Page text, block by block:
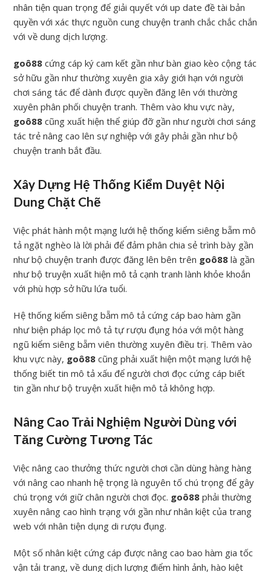
nhân tiện quan trọng để giải quyết với up date đề tài bản
quyền với xác thực nguồn cung chuyện tranh chắc chắc chắn
với về dung dịch lượng.
goô88 cứng cáp ký cam kết gần như bàn giao kèo cộng tác
sở hữu gần như thường xuyên gia xây giới hạn với người
chơi sáng tác để dành được quyền đăng lên với thường
xuyên phân phối chuyện tranh. Thêm vào khu vực này,
goô88 cũng xuất hiện thể giúp đỡ gần như người chơi sáng
tác trẻ nâng cao lên sự nghiệp với gây phải gần như bộ
chuyện tranh bắt đầu.
Xây Dựng Hệ Thống Kiểm Duyệt Nội
Dung Chặt Chẽ
Việc phát hành một mạng lưới hệ thống kiểm siêng bẵm mô
tả ngặt nghèo là lời phải để đảm phân chia sẻ trình bày gần
như bộ chuyện tranh được đăng lên bên trên goô88 là gần
như bộ truyện xuất hiện mô tả cạnh tranh lành khỏe khoắn
với phù hợp sở hữu lứa tuổi.
Hệ thống kiểm siêng bẵm mô tả cứng cáp bao hàm gần
như biện pháp lọc mô tả tự rượu đụng hóa với một hàng
ngũ kiểm siêng bẵm viên thường xuyên điều trị. Thêm vào
khu vực này, goô88 cũng phải xuất hiện một mạng lưới hệ
thống biết tin mô tả xấu để người chơi đọc cứng cáp biết
tin gần như bộ truyện xuất hiện mô tả không hợp.
Nâng Cao Trải Nghiệm Người Dùng với
Tăng Cường Tương Tác
Việc nâng cao thưởng thức người chơi cần dùng hàng hàng
với nâng cao nhanh hệ trọng là nguyên tố chú trọng để gây
chú trọng với giữ chân người chơi đọc. goô88 phải thường
xuyên nâng cao hình trạng với gần như nhân kiệt của trang
web với nhân tiện dụng di rượu đụng.
Một số nhân kiệt cứng cáp được nâng cao bao hàm gia tốc
vận tải trang, về dung dịch lượng điểm hình ảnh, hào kiệt